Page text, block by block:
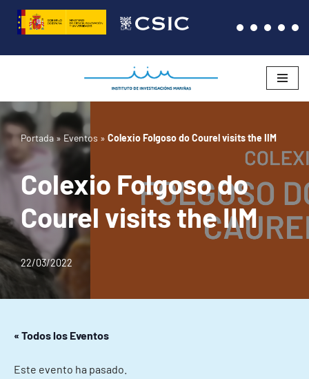
Saltar
al
Portada» Eventos » Colexio Folgoso do Courel visits the IIM
Colexio Folgoso do
Courel visits the IIM
22/03/2022
« Todos los Eventos
Este evento ha pasado.